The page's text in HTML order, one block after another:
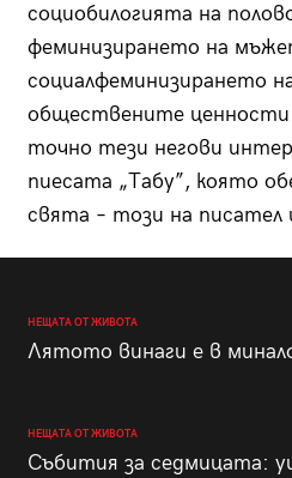
социобилогията на
феминизирането на
социалфеминизирането
обществените
точно тези негови
пиесата „Табу”, която
свята – този на писател
НЕЩАТА ОТ ЖИВОТА
Лятото винаги е в
НЕЩАТА ОТ ЖИВОТА
Събития за седмицата: